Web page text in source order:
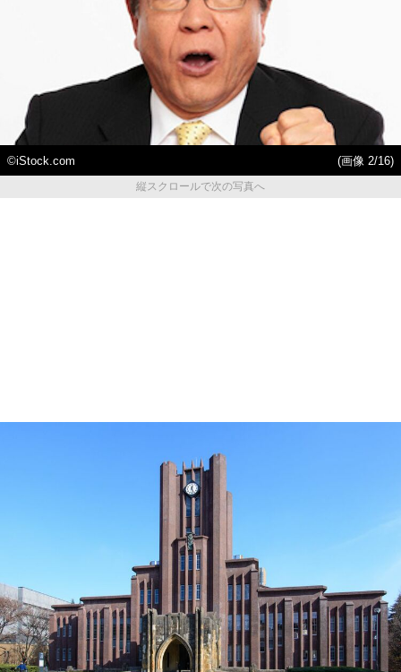
©iStock.com
(画像 2/16)
縦スクロールで次の写真へ